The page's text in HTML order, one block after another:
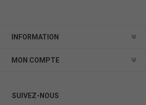
INFORMATION
MON COMPTE
SUIVEZ-NOUS